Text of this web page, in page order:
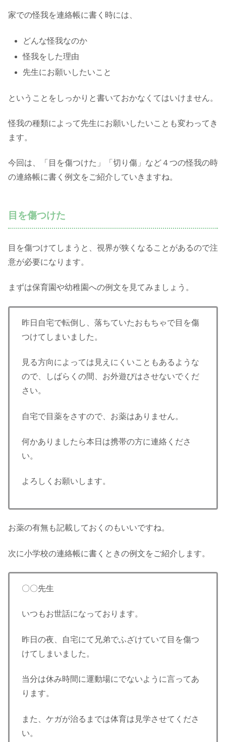
家での怪我を連絡帳に書く時には、
どんな怪我なのか
怪我をした理由
先生にお願いしたいこと
ということをしっかりと書いておかなくてはいけません。
怪我の種類によって先生にお願いしたいことも変わってき
ます。
今回は、「目を傷つけた」「切り傷」など４つの怪我の時
の連絡帳に書く例文をご紹介していきますね。
目を傷つけた
目を傷つけてしまうと、視界が狭くなることがあるので注
意が必要になります。
まずは保育園や幼稚園への例文を見てみましょう。
昨日自宅で転倒し、落ちていたおもちゃで目を傷
つけてしまいました。
見る方向によっては見えにくいこともあるような
ので、しばらくの間、お外遊びはさせないでくだ
さい。
自宅で目薬をさすので、お薬はありません。
何かありましたら本日は携帯の方に連絡くださ
い。
よろしくお願いします。
お薬の有無も記載しておくのもいいですね。
次に小学校の連絡帳に書くときの例文をご紹介します。
〇〇先生
いつもお世話になっております。
昨日の夜、自宅にて兄弟でふざけていて目を傷つ
けてしまいました。
当分は休み時間に運動場にでないように言ってあ
ります。
また、ケガが治るまでは体育は見学させてくださ
い。